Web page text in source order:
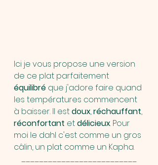
Ici je vous propose une version
de ce plat parfaitement
équilibré que j'adore faire quand
les températures commencent
à baisser. Il est doux, réchauffant,
réconfortant et délicieux. Pour
moi le dahl c'est comme un gros
câlin, un plat comme un Kapha.
__________________________